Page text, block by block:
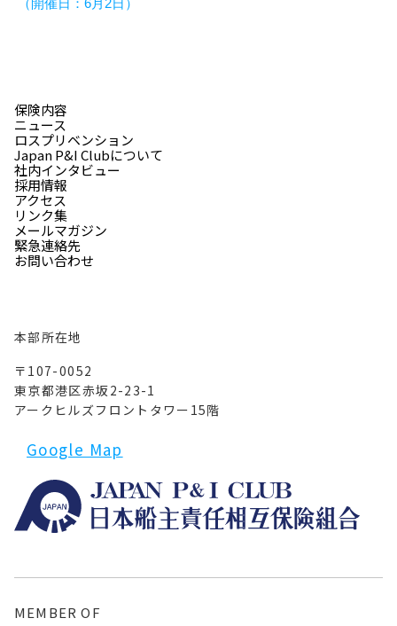
（開催日：6月2日）
本部所在地
〒107-0052
東京都港区赤坂2-23-1
アークヒルズフロントタワー15階
Google Map
保険内容
社内インタビュー
緊急連絡先
ニュース
採用情報
リンク集
ロスプリベンション
アクセス
メールマガジン
Japan P&I Clubについて
お問い合わせ
MEMBER OF